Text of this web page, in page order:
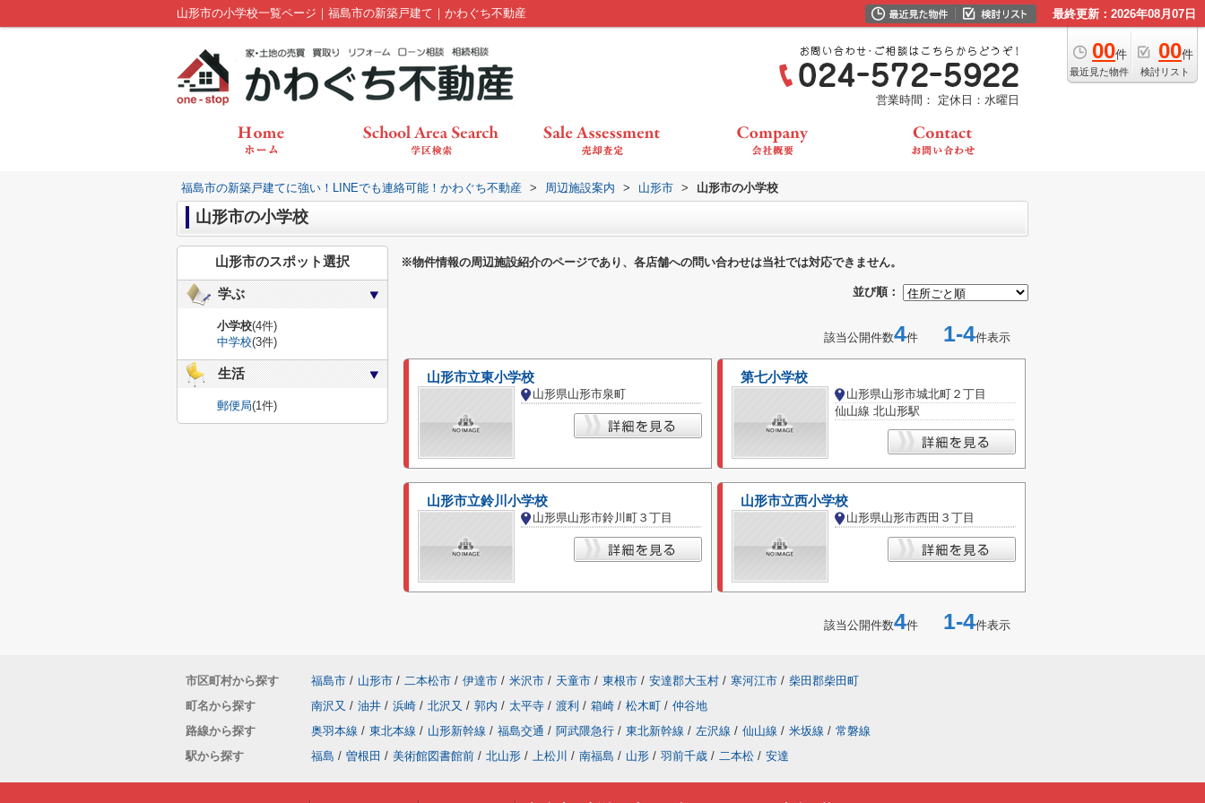
山形市の小学校一覧ページ｜福島市の新築戸建て｜かわぐち不動産 最終更新：2026年08月07日
00件
最近見た物件
00件
検討リスト
営業時間： 定休日：水曜日
福島市の新築戸建てに強い！LINEでも連絡可能！かわぐち不動産 > 周辺施設案内 > 山形市 > 山形市の小学校
山形市の小学校
※物件情報の周辺施設紹介のページであり、各店舗への問い合わせは当社では対応できません。
並び順：
該当公開件数4件 1-4件表示
山形市立東小学校
山形県山形市泉町
第七小学校
山形県山形市城北町２丁目
仙山線 北山形駅
山形市立鈴川小学校
山形県山形市鈴川町３丁目
山形市立西小学校
山形県山形市西田３丁目
該当公開件数4件 1-4件表示
山形市のスポット選択
学ぶ
小学校(4件)
中学校(3件)
生活
郵便局(1件)
市区町村から探す 福島市 / 山形市 / 二本松市 / 伊達市 / 米沢市 / 天童市 / 東根市 / 安達郡大玉村 / 寒河江市 / 柴田郡柴田町
町名から探す
南沢又 / 油井 / 浜崎 / 北沢又 / 郭内 / 太平寺 / 渡利 / 箱崎 / 松木町 / 仲谷地
路線から探す
奥羽本線 / 東北本線 / 山形新幹線 / 福島交通 / 阿武隈急行 / 東北新幹線 / 左沢線 / 仙山線 / 米坂線 / 常磐線
駅から探す
福島 / 曽根田 / 美術館図書館前 / 北山形 / 上松川 / 南福島 / 山形 / 羽前千歳 / 二本松 / 安達